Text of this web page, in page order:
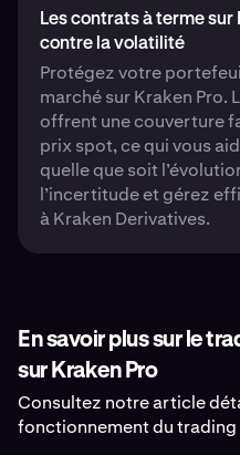
Les contrats à terme
contre la volatilité
Protégez votre
marché sur Kraken Pro.
offrent une couverture
prix spot, ce qui vous
quelle que soit
l’incertitude et gérez
à Kraken Derivatives.
En savoir plus sur le
sur Kraken Pro
Consultez notre article
fonctionnement du